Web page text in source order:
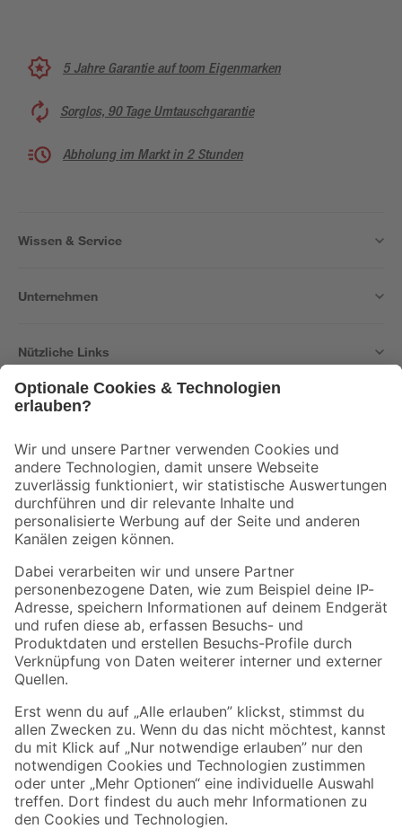
5 Jahre Garantie auf toom Eigenmarken
Sorglos, 90 Tage Umtauschgarantie
Abholung im Markt in 2 Stunden
Wissen & Service
Unternehmen
Nützliche Links
Der toom Newsletter: Keine Angebote und Aktionen mehr verpassen!
Zur Newsletter Anmeldung
Folge uns
Zahlungsarten Versandarten
Sicher einkaufen
Jetzt die toom-App herunterladen